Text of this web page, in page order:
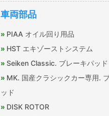
車両部品
PIAA オイル回り用品
HST エキゾーストシステム
Seiken Classic. ブレーキパッド
MK. 国産クラシックカー専用.
ッド
DISK ROTOR